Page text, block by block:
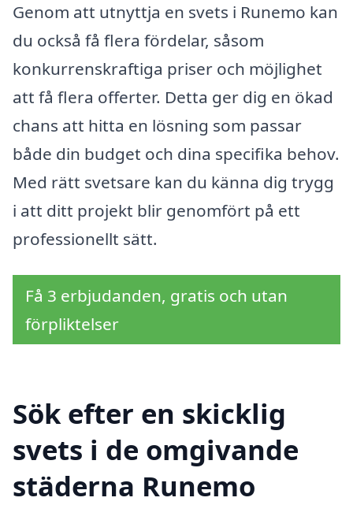
Genom att utnyttja en svets i Runemo kan
du också få flera fördelar, såsom
konkurrenskraftiga priser och möjlighet
att få flera offerter. Detta ger dig en ökad
chans att hitta en lösning som passar
både din budget och dina specifika behov.
Med rätt svetsare kan du känna dig trygg
i att ditt projekt blir genomfört på ett
professionellt sätt.
Få 3 erbjudanden, gratis och utan
förpliktelser
Sök efter en skicklig
svets i de omgivande
städerna Runemo